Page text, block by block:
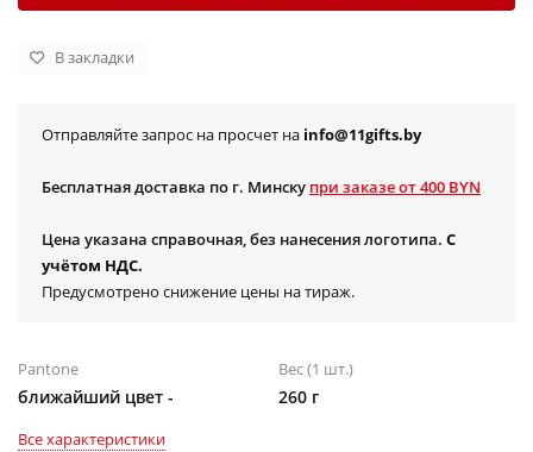
В закладки
Отправляйте запрос на просчет на info@11gifts.by
Бесплатная доставка по г. Минску при заказе от 400 BYN
Цена указана справочная, без нанесения логотипа. С
учётом НДС.
Предусмотрено снижение цены на тираж.
Pantone
ближайший цвет -
Вес (1 шт.)
260 г
Все характеристики